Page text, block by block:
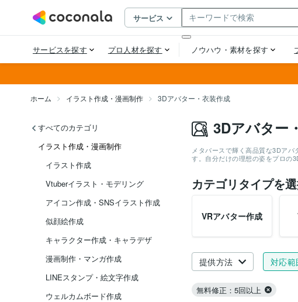
ホーム イラスト作成・漫画制作 3Dアバター・衣装作成
すべてのカテゴリ
イラスト作成・漫画制作
イラスト作成
Vtuberイラスト・モデリング
アイコン作成・SNSイラスト作成
似顔絵作成
キャラクター作成・キャラデザ
漫画制作・マンガ作成
LINEスタンプ・絵文字作成
ウェルカムボード作成
3Dアバター
メタバースで輝く高品質な3Dア
す。自分だけの理想の姿をプロの
カテゴリタイプを
VRアバター作成
提供方法 対応範
無料修正：5回以上